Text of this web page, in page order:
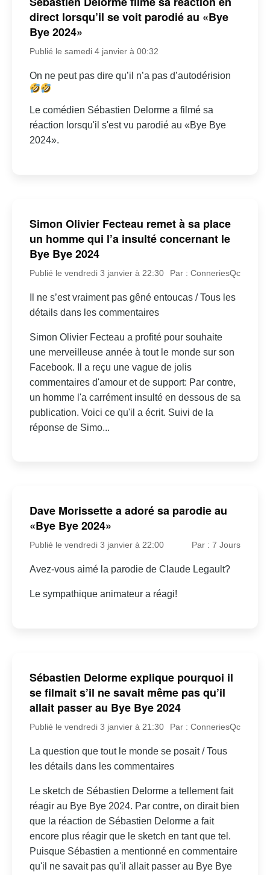
direct lorsqu’il se voit parodié au «Bye
Bye 2024»
Publié le samedi 4 janvier à 00:32
On ne peut pas dire qu’il n’a pas d’autodérision
Le comédien Sébastien Delorme a filmé sa
réaction lorsqu'il s'est vu parodié au «Bye Bye
2024».
Simon Olivier Fecteau remet à sa place
un homme qui l’a insulté concernant le
Bye Bye 2024
Publié le vendredi 3 janvier à 22:30 Par : ConneriesQc
Il ne s’est vraiment pas gêné entoucas / Tous les
détails dans les commentaires
Simon Olivier Fecteau a profité pour souhaite
une merveilleuse année à tout le monde sur son
Facebook. Il a reçu une vague de jolis
commentaires d'amour et de support: Par contre,
un homme l'a carrément insulté en dessous de sa
publication. Voici ce qu'il a écrit. Suivi de la
réponse de Simo...
Dave Morissette a adoré sa parodie au
«Bye Bye 2024»
Publié le vendredi 3 janvier à 22:00 Par : 7 Jours
Avez-vous aimé la parodie de Claude Legault?
Le sympathique animateur a réagi!
Sébastien Delorme explique pourquoi il
se filmait s’il ne savait même pas qu’il
allait passer au Bye Bye 2024
Publié le vendredi 3 janvier à 21:30 Par : ConneriesQc
La question que tout le monde se posait / Tous
les détails dans les commentaires
Le sketch de Sébastien Delorme a tellement fait
réagir au Bye Bye 2024. Par contre, on dirait bien
que la réaction de Sébastien Delorme a fait
encore plus réagir que le sketch en tant que tel.
Puisque Sébastien a mentionné en commentaire
qu'il ne savait pas qu'il allait passer au Bye Bye